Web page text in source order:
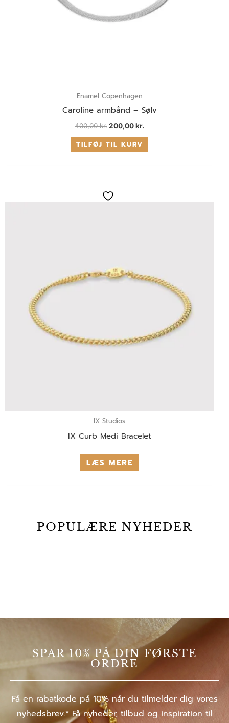
Enamel Copenhagen
Caroline armbånd – Sølv
400,00kr.200,00kr.
TILFØJ TIL KURV
IX Studios
IX Curb Medi Bracelet
LÆS MERE
POPULÆRE NYHEDER
SPAR 10% PÅ DIN FØRSTE
ORDRE
Få en rabatkode på 10% når du tilmelder dig vores
nyhedsbrev.* Få nyheder, tilbud og inspiration til